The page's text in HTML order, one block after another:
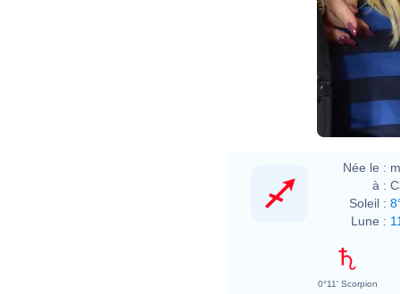
Née le :
à :
Soleil :
Lune :
0°11' Scorpion